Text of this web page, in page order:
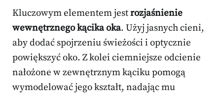
Kluczowym elementem jestrozjaśnienie
wewnętrznego kącika oka. Użyj jasnych cieni,
aby dodać spojrzeniu świeżości i optycznie
powiększyć oko. Z kolei ciemniejsze odcienie
nałożone w zewnętrznym kąciku pomogą
wymodelować jego kształt, nadając mu